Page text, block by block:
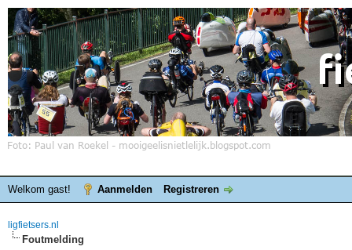
Welkom gast! Aanmelden Registreren
ligfietsers.nl
Foutmelding